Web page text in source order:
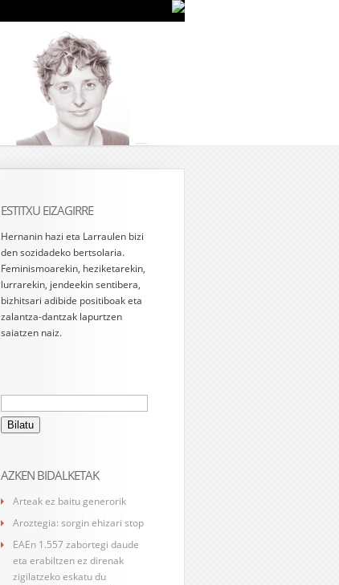
ESTITXU EIZAGIRRE
Hernanin hazi eta Larraulen bizi
den sozidadeko bertsolaria.
Feminismoarekin, heziketarekin,
lurrarekin, jendeekin sentibera,
bizhitsari adibide positiboak eta
zalantza-dantzak lapurtzen
saiatzen naiz.
Bilatu:
AZKEN BIDALKETAK
Arteak ez baitu generorik
Aroztegia: sorgin ehizari stop
EAEn 1.557 zabortegi daude
eta erabiltzen ez direnak
zigilatzeko eskatu du